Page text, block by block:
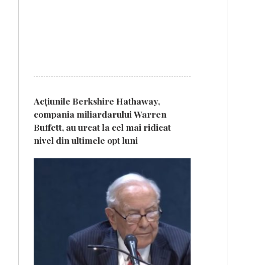
Acțiunile Berkshire Hathaway,
compania miliardarului Warren
Buffett, au urcat la cel mai ridicat
nivel din ultimele opt luni